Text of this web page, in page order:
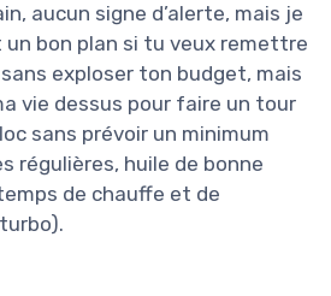
aucun signe d’alerte, mais je
un bon plan si tu veux remettre
exploser ton budget, mais
vie dessus pour faire un tour
sans prévoir un minimum
régulières, huile de bonne
de chauffe et de